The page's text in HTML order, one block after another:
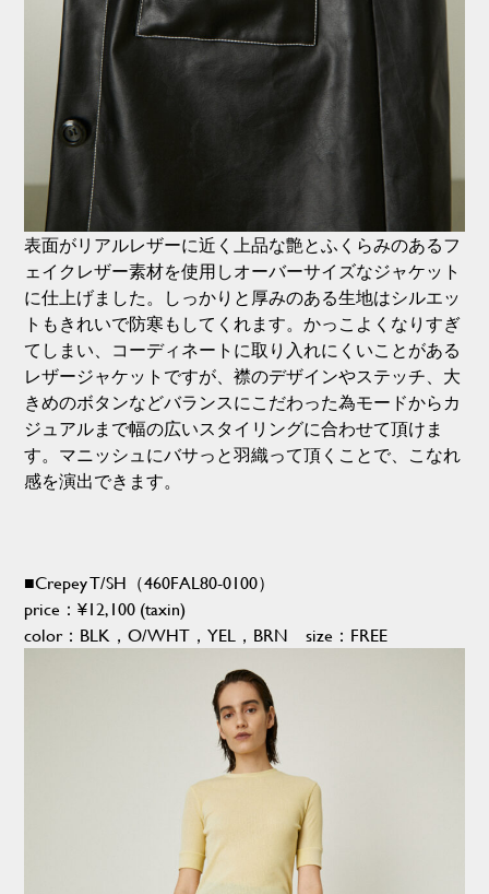
表面がリアルレザーに近く上品な艶とふくらみのあるフ
ェイクレザー素材を使用しオーバーサイズなジャケット
に仕上げました。しっかりと厚みのある生地はシルエッ
トもきれいで防寒もしてくれます。かっこよくなりすぎ
てしまい、コーディネートに取り入れにくいことがある
レザージャケットですが、襟のデザインやステッチ、大
きめのボタンなどバランスにこだわった為モードからカ
ジュアルまで幅の広いスタイリングに合わせて頂けま
す。マニッシュにバサっと羽織って頂くことで、こなれ
感を演出できます。
■Crepey T/SH（460FAL80-0100）
price：¥12,100 (taxin)
color：BLK，O/WHT，YEL，BRN size：FREE